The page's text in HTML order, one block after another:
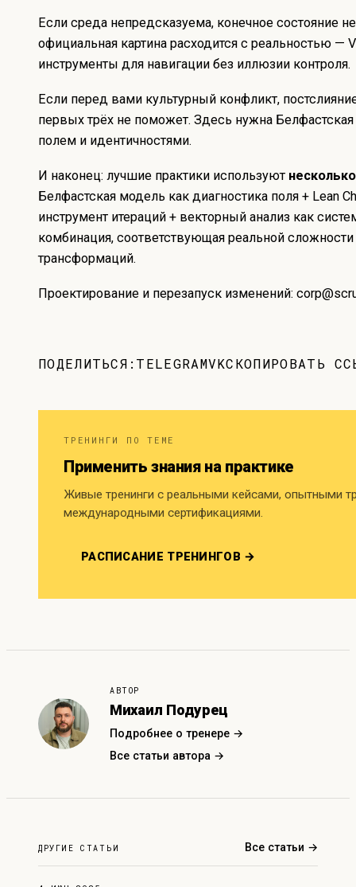
Если среда непредсказуема, конечное состояние
официальная картина расходится с реальностью —
инструменты для навигации без иллюзии контроля.
Если перед вами культурный конфликт,
первых трёх не поможет. Здесь нужна
полем и идентичностями.
И наконец: лучшие практики используют
Белфастская модель как диагностика поля + Lean
инструмент итераций + векторный анализ как
комбинация, соответствующая реальной
трансформаций.
Проектирование и перезапуск изменений:
ПОДЕЛИТЬСЯ: TELEGRAMVKСКОПИРОВАТЬ
ТРЕНИНГИ ПО ТЕМЕ
Применить знания на практике
Живые тренинги с реальными кейсами, опытными
международными сертификациями.
РАСПИСАНИЕ ТРЕНИНГОВ →
АВТОР
Михаил Подурец
Подробнее о тренере →
Все статьи автора →
ДРУГИЕ СТАТЬИ Все статьи →